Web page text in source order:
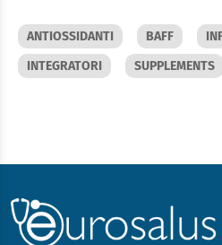
ANTIOSSIDANTI BAFF
INTEGRATORI
SUPPLEMENTS